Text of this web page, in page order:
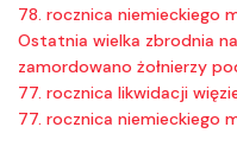
78. rocznica niemieckiego
Ostatnia wielka zbrodnia
zamordowano żołnierzy
77. rocznica likwidacji
77. rocznica niemieckiego